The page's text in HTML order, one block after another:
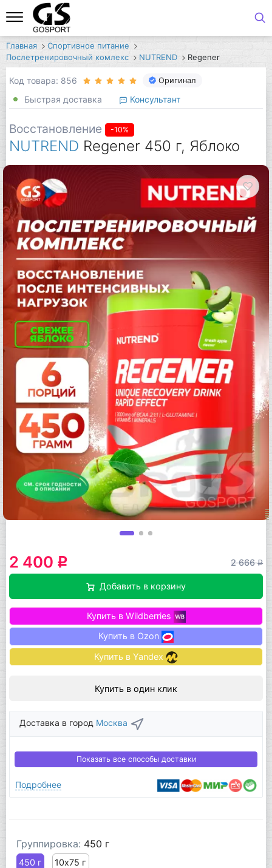
Главная
Спортивное питание
Послетренировочный комлекс
NUTREND Regener
Код товара: 856 Оригинал
Быстрая доставка Консультант
Восстановление -10%
NUTREND Regener 450 г, Яблоко
2 400 q 2 666q
Добавить в корзину
Купить в Wildberries
Купить в Ozon
Купить в Yandex
Купить в один клик
Доставка в город Москва
Показать все способы доставки
Подробнее
Группировка: 450 г
450 г 10х75 г